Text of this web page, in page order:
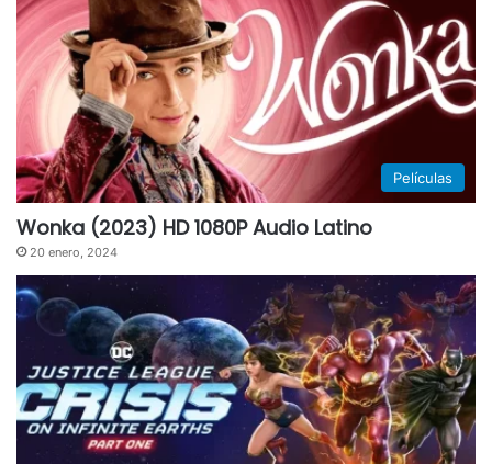
Películas
Wonka (2023) HD 1080P Audio Latino
20 enero, 2024